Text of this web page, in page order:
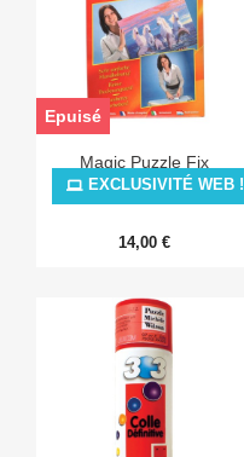
Magic Puzzle Fix
14,00 €
EXCLUSIVITÉ WEB !
Epuisé